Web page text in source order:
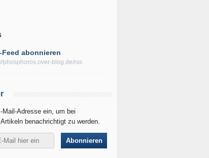
Feed abonnieren
phosphoros.over-blog.de/rss
Mail-Adresse ein, um bei
benachrichtigt zu werden.